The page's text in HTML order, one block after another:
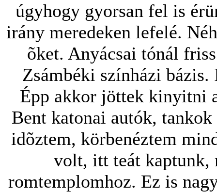
úgyhogy gyorsan fel is
irány meredeken lefelé.
õket. Anyácsai tónál
Zsámbéki színházi
Épp akkor jöttek kinyitni
Bent katonai autók,
idõztem, körbenéztem
volt, itt teát kaptunk,
romtemplomhoz. Ez is